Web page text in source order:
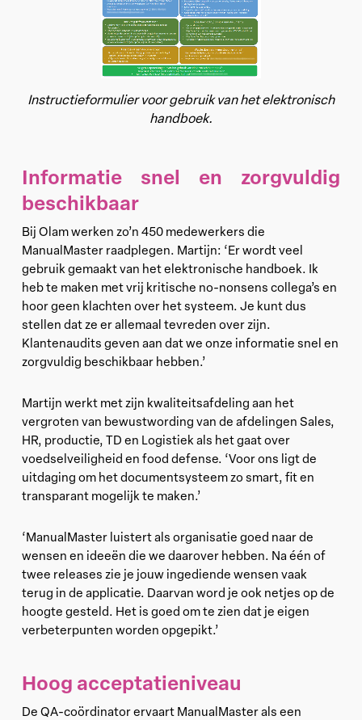
Instructieformulier voor gebruik van het elektronisch
handboek.
Informatie snel en zorgvuldig
beschikbaar
Bij Olam werken zo’n 450 medewerkers die
ManualMaster raadplegen. Martijn: ‘Er wordt veel
gebruik gemaakt van het elektronische handboek. Ik
heb te maken met vrij kritische no-nonsens collega’s en
hoor geen klachten over het systeem. Je kunt dus
stellen dat ze er allemaal tevreden over zijn.
Klantenaudits geven aan dat we onze informatie snel en
zorgvuldig beschikbaar hebben.’
Martijn werkt met zijn kwaliteitsafdeling aan het
vergroten van bewustwording van de afdelingen Sales,
HR, productie, TD en Logistiek als het gaat over
voedselveiligheid en food defense. ‘Voor ons ligt de
uitdaging om het documentsysteem zo smart, fit en
transparant mogelijk te maken.’
‘ManualMaster luistert als organisatie goed naar de
wensen en ideeën die we daarover hebben. Na één of
twee releases zie je jouw ingediende wensen vaak
terug in de applicatie. Daarvan word je ook netjes op de
hoogte gesteld. Het is goed om te zien dat je eigen
verbeterpunten worden opgepikt.’
Hoog acceptatieniveau
De QA-coördinator ervaart ManualMaster als een